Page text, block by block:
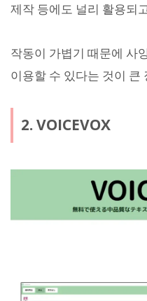
제작 등에도 널리 활용되
작동이 가볍기 때문에 사
이용할 수 있다는 것이 큰
2. VOICEVOX